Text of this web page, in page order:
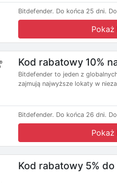
Bitdefender. Do końca 25 dni.
Kod rabatowy 10%
Bitdefender to jeden z
zajmują najwyższe lokaty w
Bitdefender. Do końca 26 dni.
Kod rabatowy 5%